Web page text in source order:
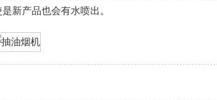
新产品也会有水喷出。